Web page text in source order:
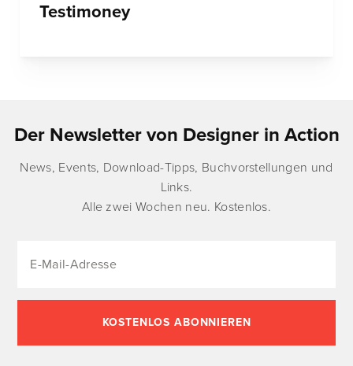
Testimoney
Der Newsletter von Designer in Action
News, Events, Download-Tipps, Buchvorstellungen und
Links.
Alle zwei Wochen neu. Kostenlos.